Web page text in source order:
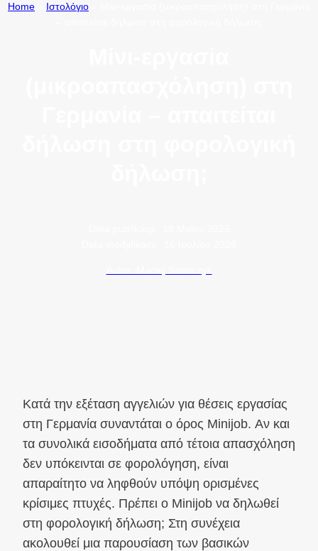
Home Ιστολόγιο
Κατά την εξέταση αγγελιών για θέσεις εργασίας
στη Γερμανία συναντάται ο όρος Minijob. Αν και
τα συνολικά εισοδήματα από τέτοια απασχόληση
δεν υπόκεινται σε φορολόγηση, είναι
απαραίτητο να ληφθούν υπόψη ορισμένες
κρίσιμες πτυχές. Πρέπει ο Minijob να δηλωθεί
στη φορολογική δήλωση; Στη συνέχεια
ακολουθεί μια παρουσίαση των βασικών